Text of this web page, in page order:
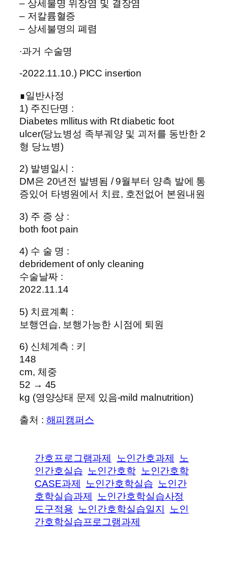
– 상세불명 위장염 및 결장염
– 저칼륨혈증
– 상세불명의 폐렴
∙과거 수술명
-2022.11.10.) PICC insertion
∎일반사정
1) 주진단명 :
Diabetes mllitus with Rt diabetic foot
ulcer(당뇨병성 족부궤양 및 괴저를 동반한 2
형 당뇨병)
2) 발병일시 :
DM은 20년전 발병됨 / 9월부터 양측 발에 통
증있어 타병원에서 치료, 호전없어 본원내원
3) 주 증 상 :
both foot pain
4) 수 술 명 :
debridement of only cleaning
수술날짜 :
2022.11.14
5) 치료계획 :
보행연습, 보행가능한 시점에 퇴원
6) 신체계측 : 키
148
cm, 체중
52 → 45
kg (영양상태 문제 있음-mild malnutrition)
출처 : 해피캠퍼스
간호프로그램과제 노인간호과제
노
인간호실습
노인간호학
노인간호학
CASE과제
노인간호학실습
노인간
호학실습과제
노인간호학실습사정
도구적용
노인간호학실습일지
노인
간호학실습프로그램과제